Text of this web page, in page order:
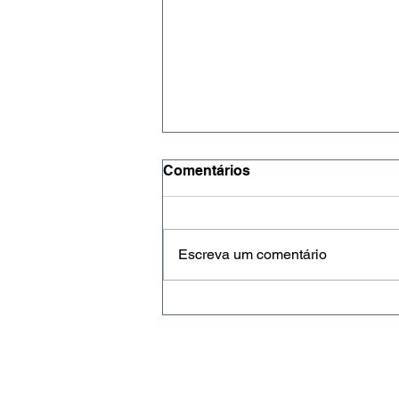
Comentários
Escreva um comentário